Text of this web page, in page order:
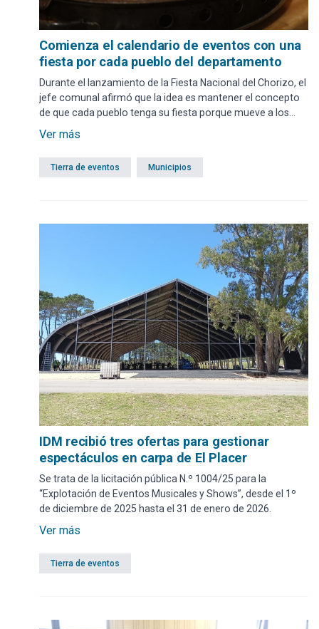
Comienza el calendario de eventos con una
fiesta por cada pueblo del departamento
Durante el lanzamiento de la Fiesta Nacional del Chorizo, el
jefe comunal afirmó que la idea es mantener el concepto
de que cada pueblo tenga su fiesta porque mueve a los
emprendedores y ayuda a la gente local.
Ver más
Tierra de eventos Municipios
IDM recibió tres ofertas para gestionar
espectáculos en carpa de El Placer
Se trata de la licitación pública N.º 1004/25 para la
“Explotación de Eventos Musicales y Shows”, desde el 1º
de diciembre de 2025 hasta el 31 de enero de 2026.
Ver más
Tierra de eventos